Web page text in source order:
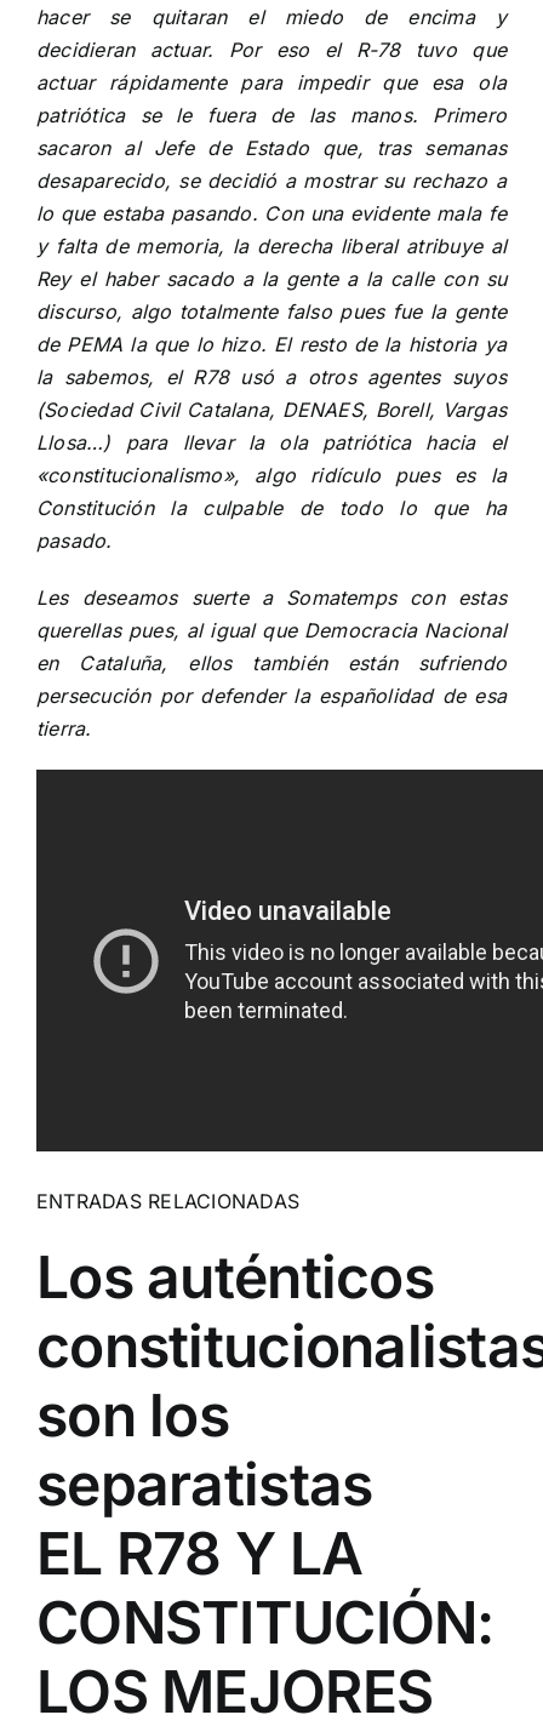
hacer se quitaran el miedo de encima y
decidieran actuar. Por eso el R-78 tuvo que
actuar rápidamente para impedir que esa ola
patriótica se le fuera de las manos. Primero
sacaron al Jefe de Estado que, tras semanas
desaparecido, se decidió a mostrar su rechazo a
lo que estaba pasando. Con una evidente mala fe
y falta de memoria, la derecha liberal atribuye al
Rey el haber sacado a la gente a la calle con su
discurso, algo totalmente falso pues fue la gente
de PEMA la que lo hizo. El resto de la historia ya
la sabemos, el R78 usó a otros agentes suyos
(Sociedad Civil Catalana, DENAES, Borell, Vargas
Llosa…) para llevar la ola patriótica hacia el
«constitucionalismo», algo ridículo pues es la
Constitución la culpable de todo lo que ha
pasado.
Les deseamos suerte a Somatemps con estas
querellas pues, al igual que Democracia Nacional
en Cataluña, ellos también están sufriendo
persecución por defender la españolidad de esa
tierra.
ENTRADAS RELACIONADAS
Los auténticos
son los
separatistas
EL R78 Y LA
CONSTITUCIÓN:
LOS MEJORES